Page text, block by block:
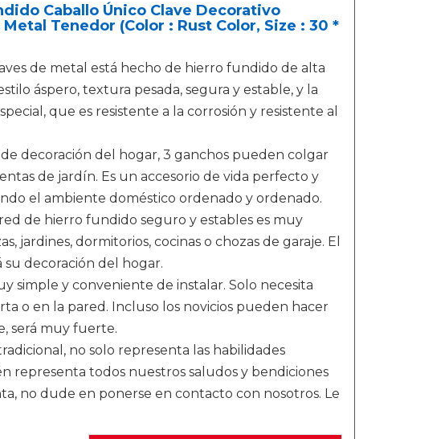
Caballo Único Clave Decorativo
Tenedor (Color : Rust Color, Size : 30 *
de metal está hecho de hierro fundido de alta
áspero, textura pesada, segura y estable, y la
que es resistente a la corrosión y resistente al
decoración del hogar, 3 ganchos pueden colgar
de jardín. Es un accesorio de vida perfecto y
el ambiente doméstico ordenado y ordenado.
de hierro fundido seguro y estables es muy
jardines, dormitorios, cocinas o chozas de garaje. El
decoración del hogar.
simple y conveniente de instalar. Solo necesita
o en la pared. Incluso los novicios pueden hacer
será muy fuerte.
no solo representa las habilidades
representa todos nuestros saludos y bendiciones
no dude en ponerse en contacto con nosotros. Le